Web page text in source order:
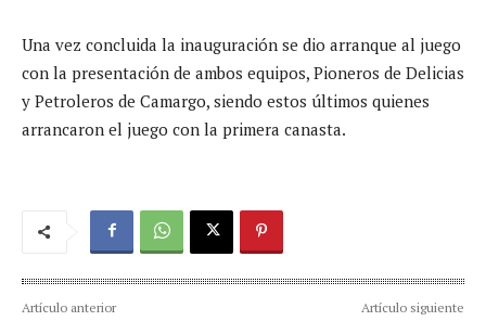
Una vez concluida la inauguración se dio arranque al juego
con la presentación de ambos equipos, Pioneros de Delicias
y Petroleros de Camargo, siendo estos últimos quienes
arrancaron el juego con la primera canasta.
Artículo anterior Artículo siguiente